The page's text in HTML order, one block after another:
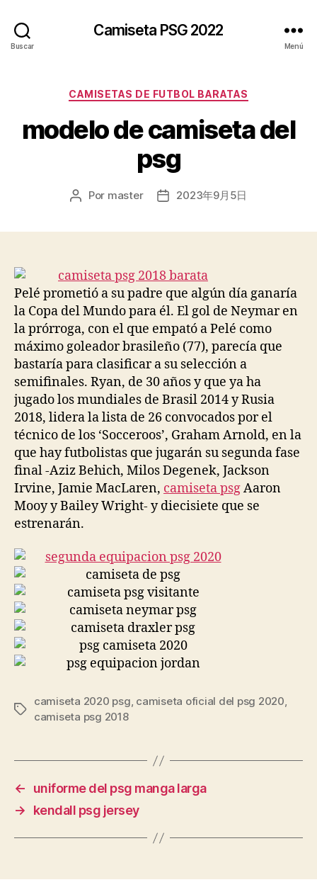
Buscar
Camiseta PSG 2022
Menú
Categorías
CAMISETAS DE FUTBOL BARATAS
modelo de camiseta del
psg
Autor
Por master
Fecha2023年9月5日
Pelé prometió a su padre que algún día ganaría
la Copa del Mundo para él. El gol de Neymar en
la prórroga, con el que empató a Pelé como
máximo goleador brasileño (77), parecía que
bastaría para clasificar a su selección a
semifinales. Ryan, de 30 años y que ya ha
jugado los mundiales de Brasil 2014 y Rusia
2018, lidera la lista de 26 convocados por el
técnico de los ‘Socceroos’, Graham Arnold, en la
que hay futbolistas que jugarán su segunda fase
final -Aziz Behich, Milos Degenek, Jackson
Irvine, Jamie MacLaren, camiseta psgAaron
Mooy y Bailey Wright- y diecisiete que se
estrenarán.
Etiquetas
camiseta 2020 psg, camiseta oficial del psg 2020,
camiseta psg 2018
←
uniforme del psg manga larga
→
kendall psg jersey